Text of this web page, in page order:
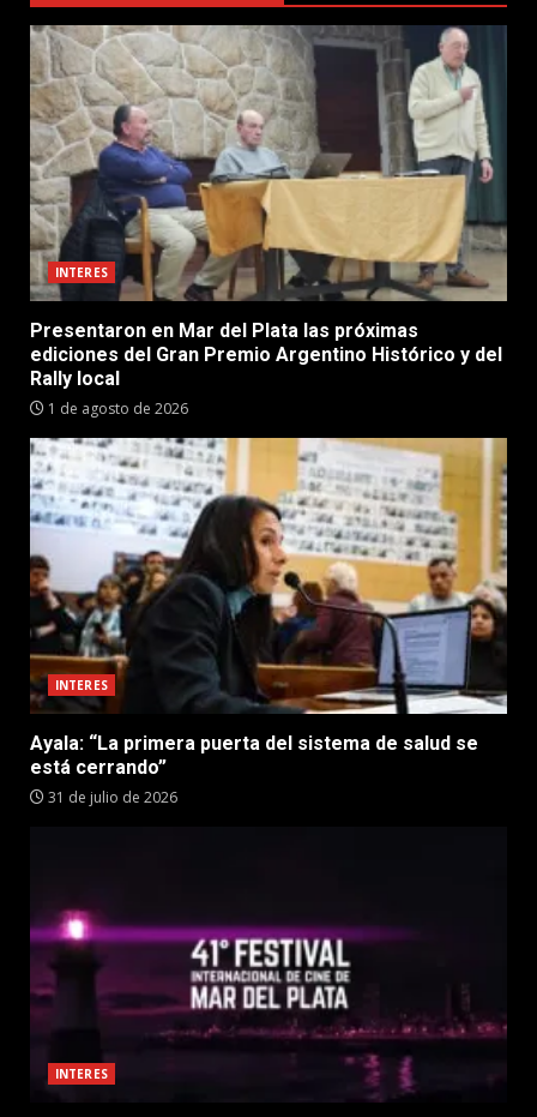
INTERES
Presentaron en Mar del Plata las próximas
ediciones del Gran Premio Argentino Histórico y del
Rally local
1 de agosto de 2026
INTERES
Ayala: “La primera puerta del sistema de salud se
está cerrando”
31 de julio de 2026
INTERES